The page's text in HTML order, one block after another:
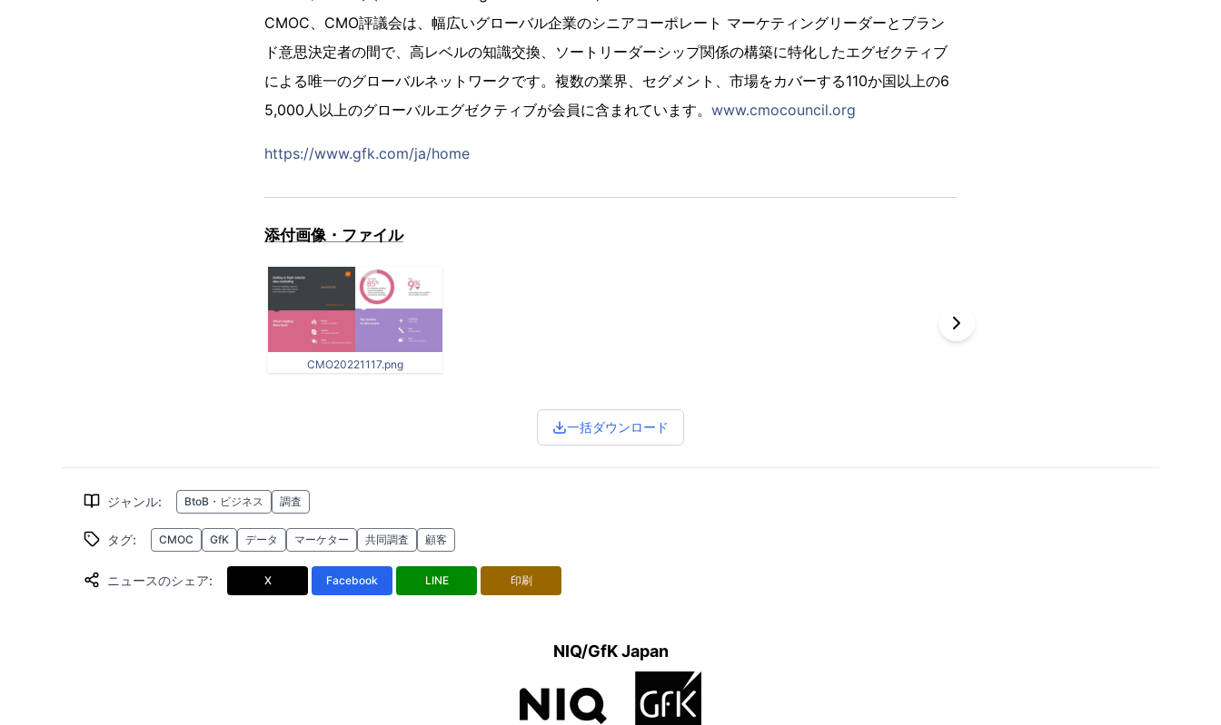
CMOC、CMO評議会は、幅広いグローバル企業のシニアコーポレート マーケティングリーダーとブラン
ド意思決定者の間で、高レベルの知識交換、ソートリーダーシップ関係の構築に特化したエグゼクティブ
による唯一のグローバルネットワークです。複数の業界、セグメント、市場をカバーする110か国以上の6
5,000人以上のグローバルエグゼクティブが会員に含まれています。 www.cmocouncil.org
https://www.gfk.com/ja/home
添付画像・ファイル
CMO20221117.png
一括ダウンロード
ジャンル: BtoB・ビジネス 調査
タグ: CMOC GfK データ マーケター 共同調査 顧客
ニュースのシェア: X Facebook LINE 印刷
NIQ/GfK Japan